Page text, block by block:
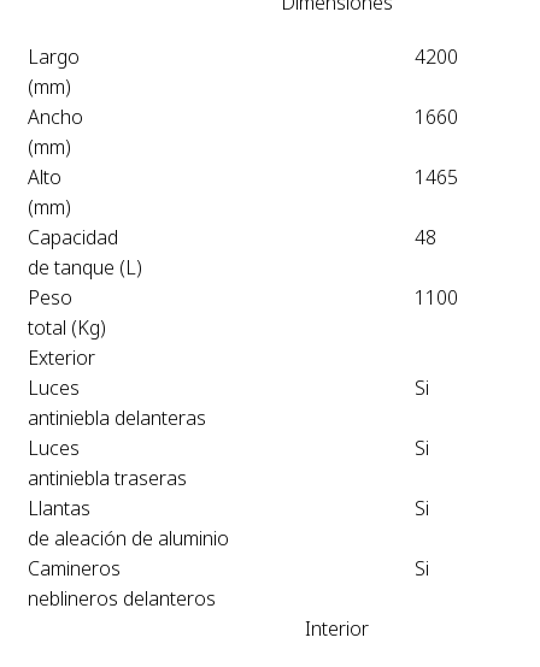
Largo
(mm)
4200
Ancho
(mm)
1660
Alto
(mm)
1465
Capacidad
de tanque (L)
48
Peso
total (Kg)
1100
Exterior
Luces
antiniebla delanteras
Si
Luces
antiniebla traseras
Si
Llantas
de aleación de aluminio
Si
Camineros
neblineros delanteros
Si
Interior